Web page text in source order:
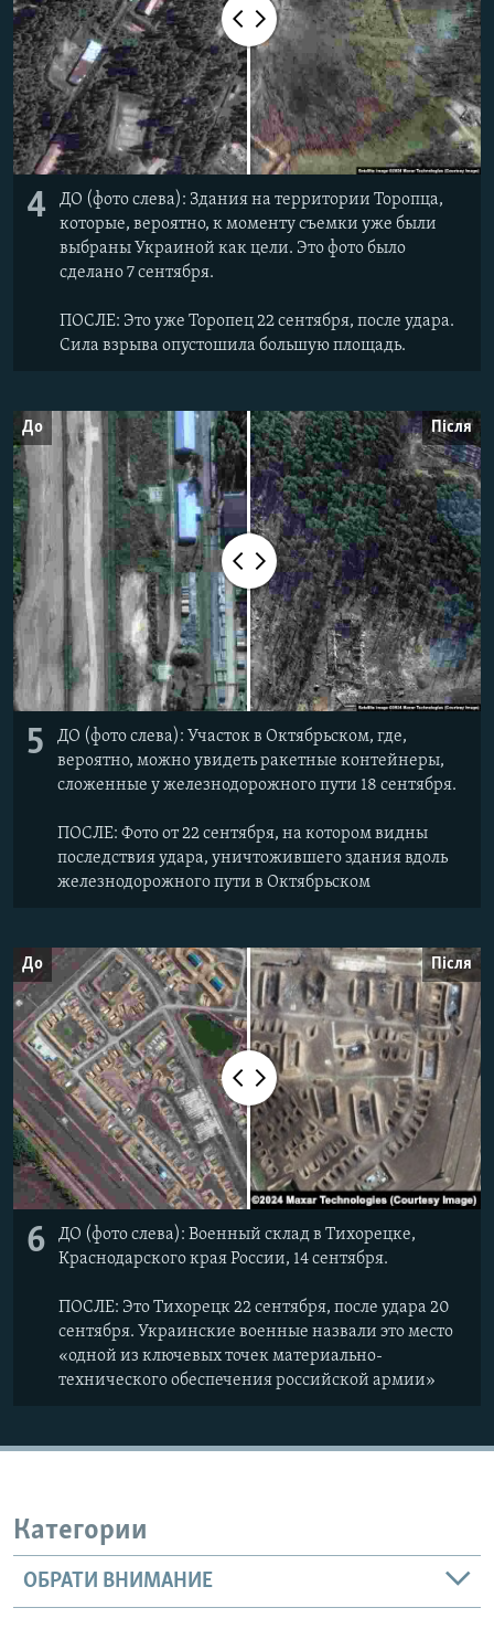
4
ДО (фото слева): Здания на территории Торопца,
которые, вероятно, к моменту съемки уже были
выбраны Украиной как цели. Это фото было
сделано 7 сентября.
ПОСЛЕ: Это уже Торопец 22 сентября, после удара.
Сила взрыва опустошила большую площадь.
До Після
5
ДО (фото слева): Участок в Октябрьском, где,
вероятно, можно увидеть ракетные контейнеры,
сложенные у железнодорожного пути 18 сентября.
ПОСЛЕ: Фото от 22 сентября, на котором видны
последствия удара, уничтожившего здания вдоль
железнодорожного пути в Октябрьском
До Після
6
ДО (фото слева): Военный склад в Тихорецке,
Краснодарского края России, 14 сентября.
ПОСЛЕ: Это Тихорецк 22 сентября, после удара 20
сентября. Украинские военные назвали это место
«одной из ключевых точек материально-
технического обеспечения российской армии»
Категории
ОБРАТИ ВНИМАНИЕ